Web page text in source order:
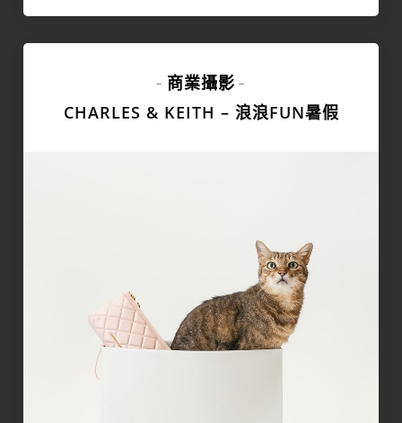
- 商業攝影 -
CHARLES & KEITH – 浪浪FUN暑假